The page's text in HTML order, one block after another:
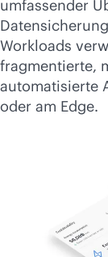
umfassender
Workloads
fragmentierte,
automatisierte
oder am Edge.